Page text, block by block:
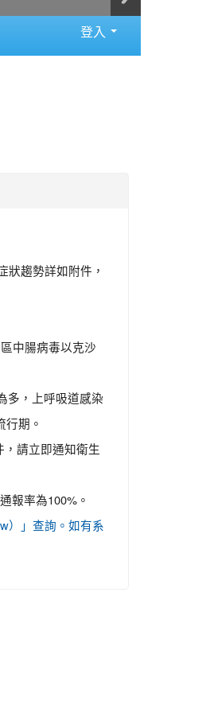
登入
狀趨勢詳如附件，
中腸病毒以克沙
多，上呼吸道感染
期。
請立即通知衛生
報率為100%。
）」查詢。如有系